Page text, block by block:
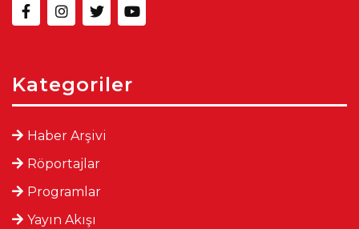
Kategoriler
Haber Arşivi
Röportajlar
Programlar
Yayın Akışı